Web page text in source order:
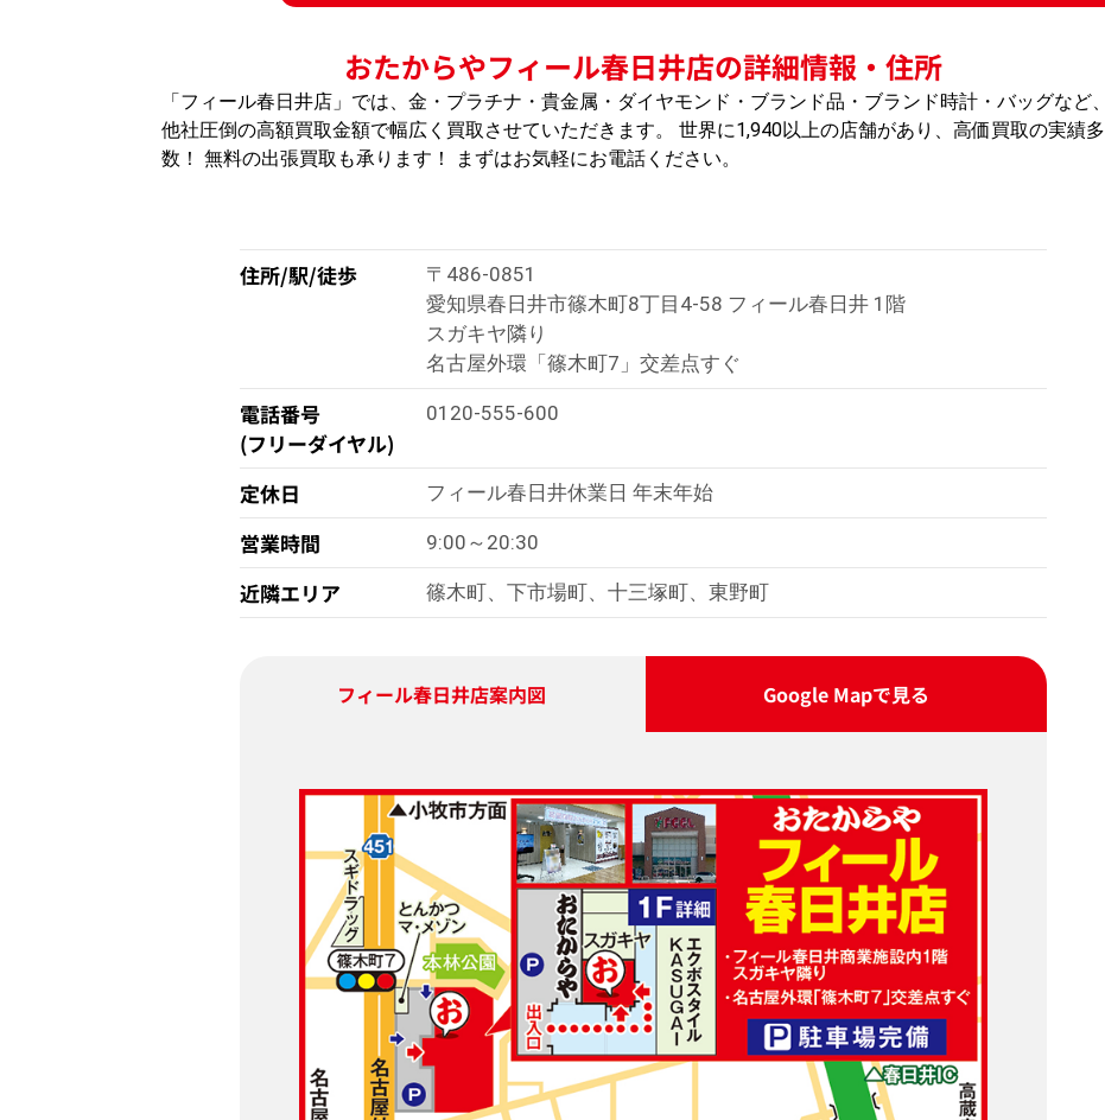
おたからやフィール春日井店の詳細情報・住所
「フィール春日井店」では、金・プラチナ・貴金属・ダイヤモンド・ブランド品・ブランド時計・バッグなど、
他社圧倒の高額買取金額で幅広く買取させていただきます。 世界に1,940以上の店舗があり、高価買取の実績多
数！ 無料の出張買取も承ります！ まずはお気軽にお電話ください。
住所/駅/徒歩
〒486-0851
愛知県春日井市篠木町8丁目4-58 フィール春日井 1階
スガキヤ隣り
名古屋外環「篠木町7」交差点すぐ
電話番号
(フリーダイヤル)
0120-555-600
定休日 フィール春日井休業日 年末年始
営業時間 9:00～20:30
近隣エリア 篠木町、下市場町、十三塚町、東野町
フィール春日井店案内図 Google Mapで見る